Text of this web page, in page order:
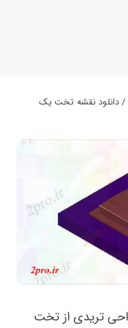
/ دانلود نقشه تخت یک
تریدی از تخت